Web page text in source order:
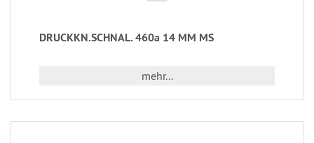
DRUCKKN.SCHNAL. 460a 14 MM MS
mehr...